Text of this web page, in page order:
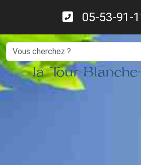
05-53-91-
Search
la Tour-